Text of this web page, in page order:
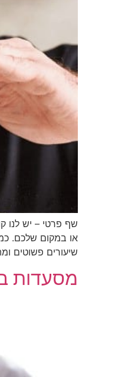
שף פרטי – יש לנו
או במקום שלכם.
שיעורים פשוטים
מסעדות